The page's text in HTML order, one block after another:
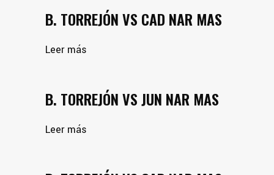
B. TORREJÓN VS CAD NAR MAS
Leer más
B. TORREJÓN VS JUN NAR MAS
Leer más